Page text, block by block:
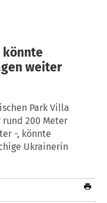
könnte
weiter
Park Villa
200 Meter
-, könnte
Ukrainerin